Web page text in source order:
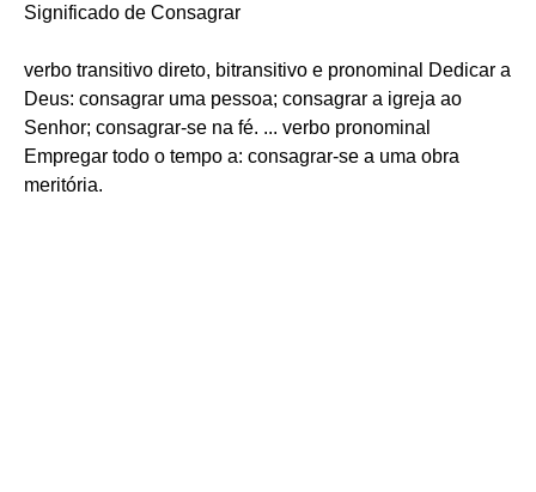
Significado de Consagrar
verbo transitivo direto, bitransitivo e pronominal Dedicar a
Deus: consagrar uma pessoa; consagrar a igreja ao
Senhor; consagrar-se na fé. ... verbo pronominal
Empregar todo o tempo a: consagrar-se a uma obra
meritória.